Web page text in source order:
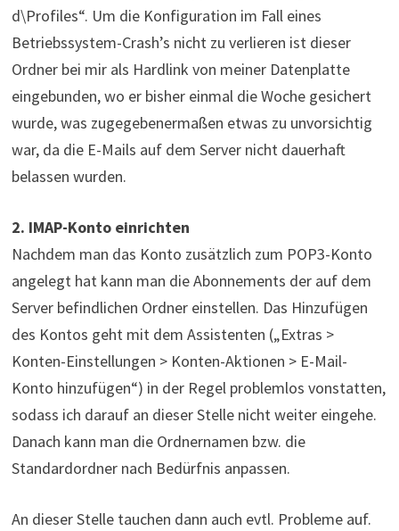
d\Profiles“. Um die Konfiguration im Fall eines
Betriebssystem-Crash’s nicht zu verlieren ist dieser
Ordner bei mir als Hardlink von meiner Datenplatte
eingebunden, wo er bisher einmal die Woche gesichert
wurde, was zugegebenermaßen etwas zu unvorsichtig
war, da die E-Mails auf dem Server nicht dauerhaft
belassen wurden.
2. IMAP-Konto einrichten
Nachdem man das Konto zusätzlich zum POP3-Konto
angelegt hat kann man die Abonnements der auf dem
Server befindlichen Ordner einstellen. Das Hinzufügen
des Kontos geht mit dem Assistenten („Extras >
Konten-Einstellungen > Konten-Aktionen > E-Mail-
Konto hinzufügen“) in der Regel problemlos vonstatten,
sodass ich darauf an dieser Stelle nicht weiter eingehe.
Danach kann man die Ordnernamen bzw. die
Standardordner nach Bedürfnis anpassen.
An dieser Stelle tauchen dann auch evtl. Probleme auf.